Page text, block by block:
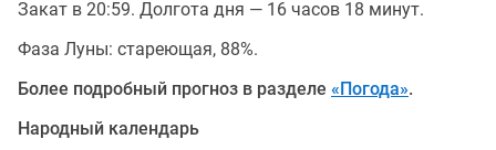
Закат в 20:59. Долгота дня — 16 часов 18 минут.
Фаза Луны: стареющая, 88%.
Более подробный прогноз в разделе «Погода».
Народный календарь